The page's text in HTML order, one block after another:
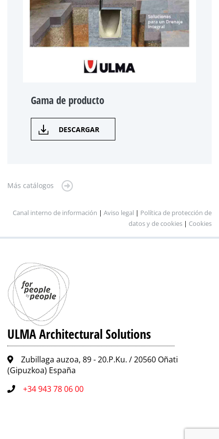
Gama de producto
DESCARGAR
Más catálogos
Canal interno de información | Aviso legal | Política de protección de
datos y de cookies | Cookies
ULMA Architectural Solutions
Zubillaga auzoa, 89 - 20.P.Ku. / 20560 Oñati
(Gipuzkoa) España
+34 943 78 06 00